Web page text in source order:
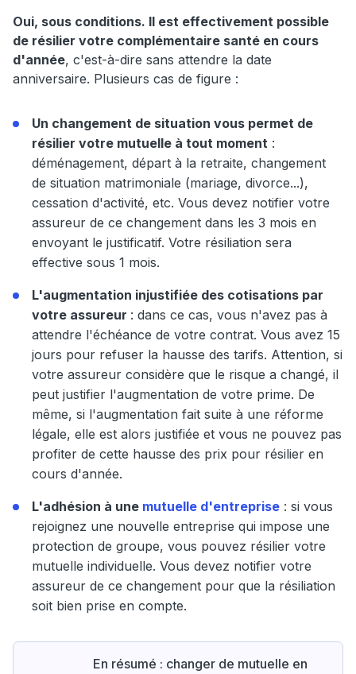
Oui, sous conditions. Il est effectivement possible
de résilier votre complémentaire santé en cours
d'année, c'est-à-dire sans attendre la date
anniversaire. Plusieurs cas de figure :
Un changement de situation vous permet de
résilier votre mutuelle à tout moment :
déménagement, départ à la retraite, changement
de situation matrimoniale (mariage, divorce...),
cessation d'activité, etc. Vous devez notifier votre
assureur de ce changement dans les 3 mois en
envoyant le justificatif. Votre résiliation sera
effective sous 1 mois.
L'augmentation injustifiée des cotisations par
votre assureur : dans ce cas, vous n'avez pas à
attendre l'échéance de votre contrat. Vous avez 15
jours pour refuser la hausse des tarifs. Attention, si
votre assureur considère que le risque a changé, il
peut justifier l'augmentation de votre prime. De
même, si l'augmentation fait suite à une réforme
légale, elle est alors justifiée et vous ne pouvez pas
profiter de cette hausse des prix pour résilier en
cours d'année.
L'adhésion à une mutuelle d'entreprise : si vous
rejoignez une nouvelle entreprise qui impose une
protection de groupe, vous pouvez résilier votre
mutuelle individuelle. Vous devez notifier votre
assureur de ce changement pour que la résiliation
soit bien prise en compte.
En résumé : changer de mutuelle en